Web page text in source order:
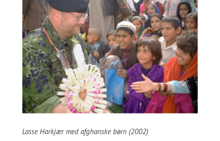
Lasse Harkjær med afghanske børn (2002)